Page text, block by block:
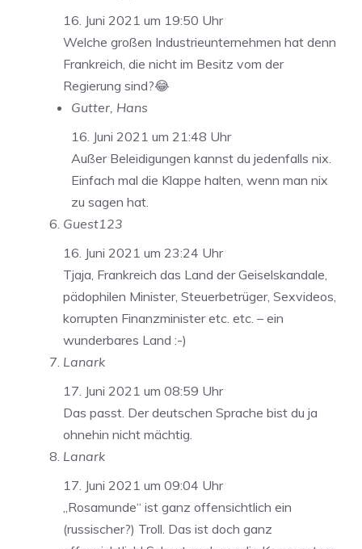
16. Juni 2021 um 19:50 Uhr
Welche großen Industrieunternehmen hat denn
Frankreich, die nicht im Besitz vom der
Regierung sind?😂
Gutter, Hans
16. Juni 2021 um 21:48 Uhr
Außer Beleidigungen kannst du jedenfalls nix.
Einfach mal die Klappe halten, wenn man nix
zu sagen hat.
Guest123
16. Juni 2021 um 23:24 Uhr
Tjaja, Frankreich das Land der Geiselskandale,
pädophilen Minister, Steuerbetrüger, Sexvideos,
korrupten Finanzminister etc. etc. – ein
wunderbares Land :-)
Lanark
17. Juni 2021 um 08:59 Uhr
Das passt. Der deutschen Sprache bist du ja
ohnehin nicht mächtig.
Lanark
17. Juni 2021 um 09:04 Uhr
„Rosamunde“ ist ganz offensichtlich ein
(russischer?) Troll. Das ist doch ganz